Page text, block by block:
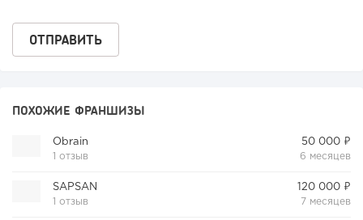
ПОХОЖИЕ ФРАНШИЗЫ
Obrain
1 отзыв
50 000 ₽
6 месяцев
SAPSAN
1 отзыв
120 000 ₽
7 месяцев